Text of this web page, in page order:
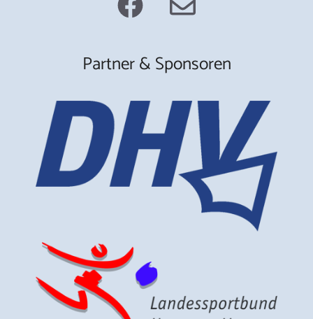
Partner & Sponsoren